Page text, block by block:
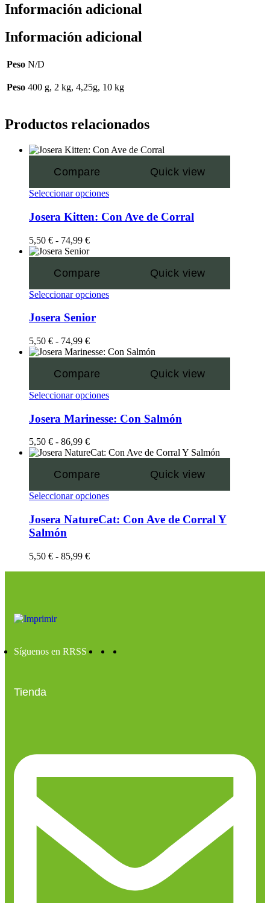
Información adicional
Información adicional
Peso N/D
Peso 400 g, 2 kg, 4,25g, 10 kg
Productos relacionados
Compare Quick view
Seleccionar opciones
Josera Kitten: Con Ave de Corral
5,50 € - 74,99 €
Compare Quick view
Seleccionar opciones
Josera Senior
5,50 € - 74,99 €
Compare Quick view
Seleccionar opciones
Josera Marinesse: Con Salmón
5,50 € - 86,99 €
Compare Quick view
Seleccionar opciones
Josera NatureCat: Con Ave de Corral Y
Salmón
5,50 € - 85,99 €
Síguenos en RRSS
Tienda